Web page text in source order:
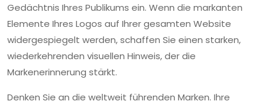
Gedächtnis Ihres Publikums ein. Wenn die markanten
Elemente Ihres Logos auf Ihrer gesamten Website
widergespiegelt werden, schaffen Sie einen starken,
wiederkehrenden visuellen Hinweis, der die
Markenerinnerung stärkt.
Denken Sie an die weltweit führenden Marken. Ihre